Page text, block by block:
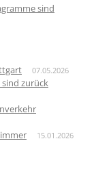
sind
07.05.2026
zurück
15.01.2026